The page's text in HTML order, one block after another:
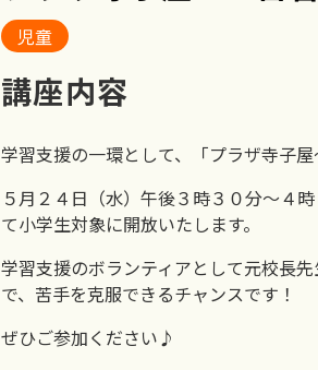
児童
講座内容
学習支援の一環として、「プラザ寺子
５月２４日（水）午後３時３０分～４
て小学生対象に開放いたします。
学習支援のボランティアとして元校長
で、苦手を克服できるチャンスです！
ぜひご参加ください♪